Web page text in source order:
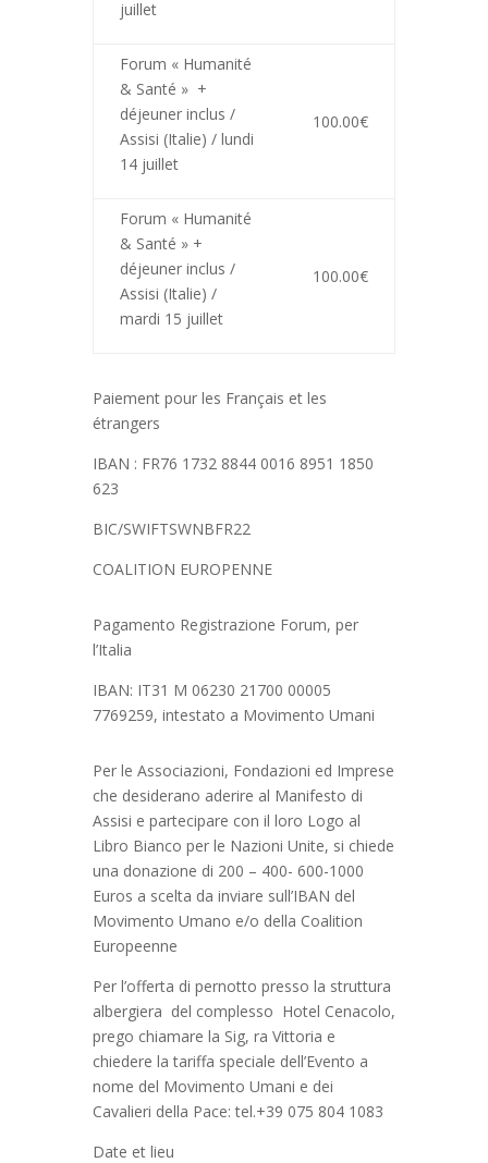
juillet
Forum « Humanité
& Santé » +
déjeuner inclus /
Assisi (Italie) / lundi
14 juillet
100.00€
Forum « Humanité
& Santé » +
déjeuner inclus /
Assisi (Italie) /
mardi 15 juillet
100.00€
Paiement pour les Français et les
étrangers
IBAN : FR76 1732 8844 0016 8951 1850
623
BIC/SWIFTSWNBFR22
COALITION EUROPENNE
Pagamento Registrazione Forum, per
l’Italia
IBAN: IT31 M 06230 21700 00005
7769259, intestato a Movimento Umani
Per le Associazioni, Fondazioni ed Imprese
che desiderano aderire al Manifesto di
Assisi e partecipare con il loro Logo al
Libro Bianco per le Nazioni Unite, si chiede
una donazione di 200 – 400- 600-1000
Euros a scelta da inviare sull’IBAN del
Movimento Umano e/o della Coalition
Europeenne
Per l’offerta di pernotto presso la struttura
albergiera del complesso Hotel Cenacolo,
prego chiamare la Sig, ra Vittoria e
chiedere la tariffa speciale dell’Evento a
nome del Movimento Umani e dei
Cavalieri della Pace: tel.+39 075 804 1083
Date et lieu